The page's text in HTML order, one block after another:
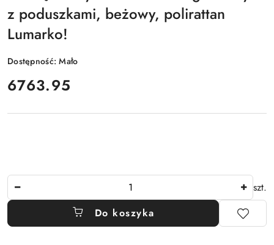
z poduszkami, beżowy, polirattan
Lumarko!
Dostępność:Mało
cena:
6763.95
szt.
Do koszyka